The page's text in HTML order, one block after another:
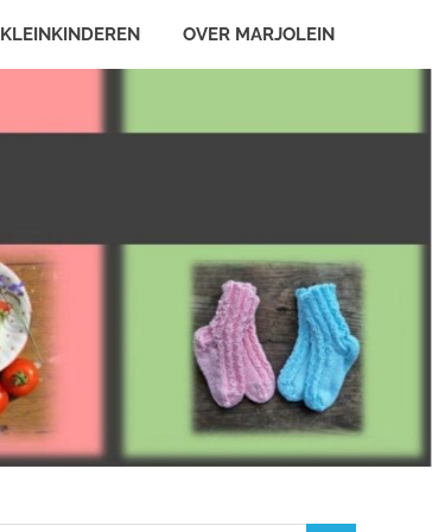
KLEINKINDEREN OVER MARJOLEIN